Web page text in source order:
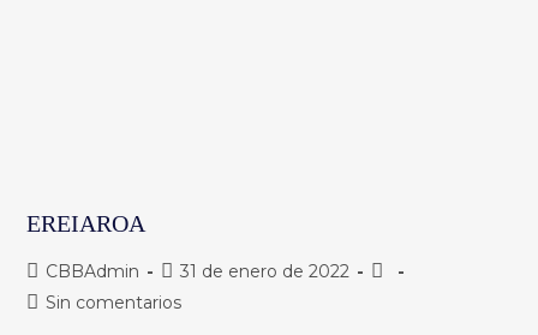
EREIAROA
Autor
de
CBBAdmin
Publicación
de
31 de enero de 2022
Categoría
Comentarios
Sin comentarios